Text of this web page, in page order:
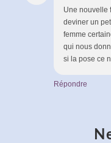
Une nouvelle
deviner un
femme
qui nous
si la pose ce
Répondre